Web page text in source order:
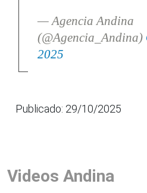
— Agencia Andina
(@Agencia_Andina)
2025
Publicado: 29/10/2025
Videos Andina